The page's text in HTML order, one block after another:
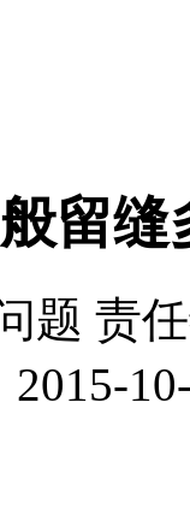
留缝
题 责